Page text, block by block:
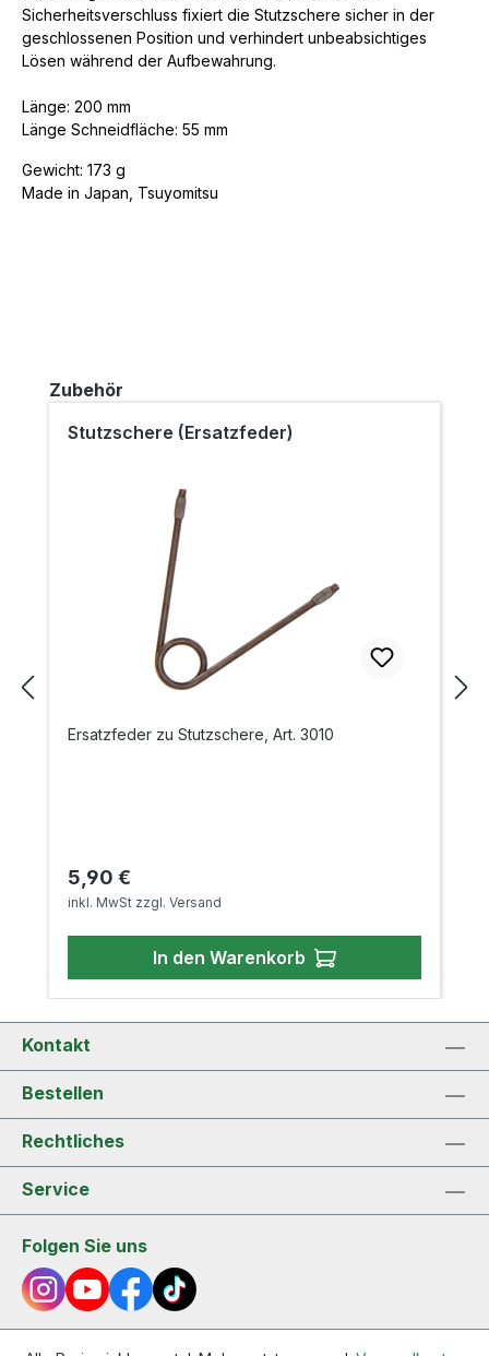
Sicherheitsverschluss fixiert die Stutzschere sicher in der
geschlossenen Position und verhindert unbeabsichtiges
Lösen während der Aufbewahrung.
Länge: 200 mm
Länge Schneidfläche: 55 mm
Gewicht: 173 g
Made in Japan, Tsuyomitsu
Produktgalerie überspringen
Zubehör
Stutzschere (Ersatzfeder)
Ersatzfeder zu Stutzschere, Art. 3010
Regulärer Preis:
5,90 €
inkl. MwSt zzgl. Versand
In den Warenkorb
Kontakt
Bestellen
Rechtliches
Service
Folgen Sie uns